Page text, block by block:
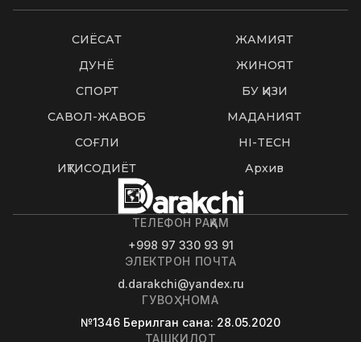
СИËСАТ
ЖАМИЯТ
ДУНË
ЖИНОЯТ
СПОРТ
БУ ҚИЗИҚ
САВОЛ-ЖАВОБ
МАДАНИЯТ
СОҒЛИҚ
HI-TECH
ИҚТИСОДИЁТ
Архив
ТЕЛЕФОН РАҚАМ
+998 97 330 93 91
ЭЛЕКТРОН ПОЧТА
d.darakchi@yandex.ru
ГУВОҲНОМА
№1346 Берилган сана: 28.05.2020
ТАШКИЛОТ